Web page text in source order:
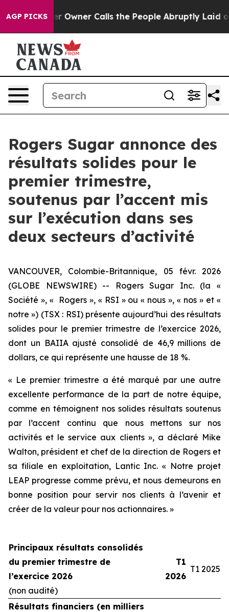
AGP PICKSCalls the People Abruptly Laid off “Simply a
Rogers Sugar annonce des
résultats solides pour le
premier trimestre,
soutenus par l’accent mis
sur l’exécution dans ses
deux secteurs d’activité
VANCOUVER, Colombie-Britannique, 05 févr. 2026
(GLOBE NEWSWIRE) -- Rogers Sugar Inc. (la «
Société », « Rogers », « RSI » ou « nous », « nos » et «
notre ») (TSX : RSI) présente aujourd’hui des résultats
solides pour le premier trimestre de l’exercice 2026,
dont un BAIIA ajusté consolidé de 46,9 millions de
dollars, ce qui représente une hausse de 18 %.
« Le premier trimestre a été marqué par une autre
excellente performance de la part de notre équipe,
comme en témoignent nos solides résultats soutenus
par l’accent continu que nous mettons sur nos
activités et le service aux clients », a déclaré Mike
Walton, président et chef de la direction de Rogers et
sa filiale en exploitation, Lantic Inc. « Notre projet
LEAP progresse comme prévu, et nous demeurons en
bonne position pour servir nos clients à l’avenir et
créer de la valeur pour nos actionnaires. »
Principaux résultats consolidés
du premier trimestre de
l’exercice 2026
(non audité)
T1
2026
T1 2025
Résultats financiers (en milliers